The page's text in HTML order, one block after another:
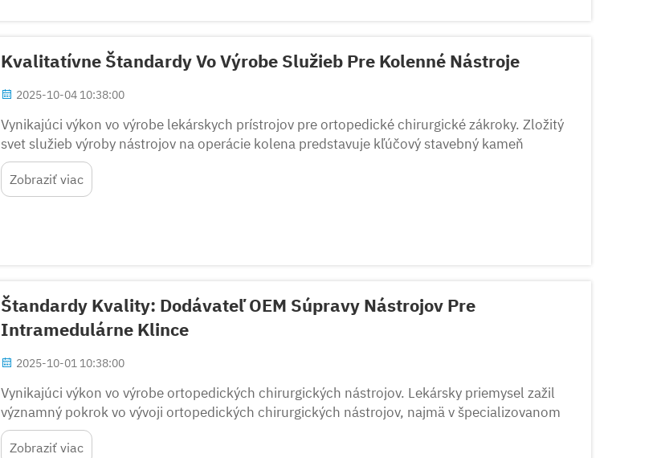
Kvalitatívne Štandardy Vo Výrobe Služieb Pre Kolenné Nástroje
2025-10-04 10:38:00
Vynikajúci výkon vo výrobe lekárskych prístrojov pre ortopedické chirurgické zákroky. Zložitý
svet služieb výroby nástrojov na operácie kolena predstavuje kľúčový stavebný kameň
moderného ortopedického lekárstva. Tieto presné nástroje tvoria základ úspešných...
Zobraziť viac
Štandardy Kvality: Dodávateľ OEM Súpravy Nástrojov Pre
Intramedulárne Klince
2025-10-01 10:38:00
Vynikajúci výkon vo výrobe ortopedických chirurgických nástrojov. Lekársky priemysel zažil
významný pokrok vo vývoji ortopedických chirurgických nástrojov, najmä v špecializovanom
odvetví systémov intramedulárnych klincov. Ako intr...
Zobraziť viac